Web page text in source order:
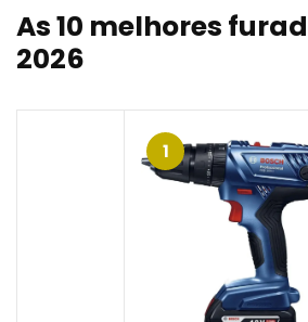
As 10 melhores
2026
1